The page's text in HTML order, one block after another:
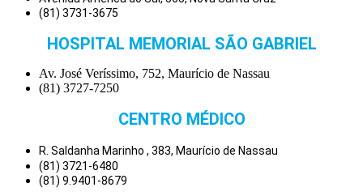
(81) 3731-3675
HOSPITAL MEMORIAL SÃO GABRIEL
Av. José Veríssimo, 752, Maurício de Nassau
(81) 3727-7250
CENTRO MÉDICO
R. Saldanha Marinho , 383, Maurício de Nassau
(81) 3721-6480
(81) 9.9401-8679